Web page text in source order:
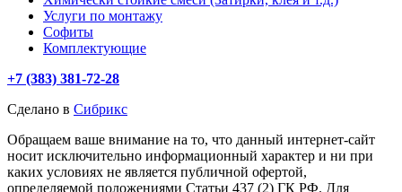
Услуги по монтажу
Софиты
Комплектующие
+7 (383) 381-72-28
Сделано в Сибрикс
Обращаем ваше внимание на то, что данный интернет-сайт
носит исключительно информационный характер и ни при
каких условиях не является публичной офертой,
определяемой положениями Статьи 437 (2) ГК РФ. Для